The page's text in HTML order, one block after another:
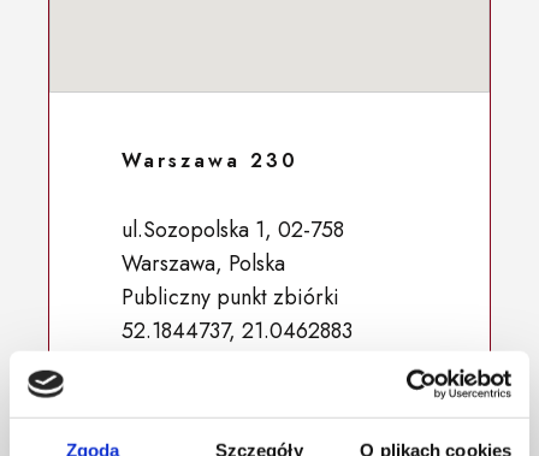
Zgoda Szczegóły O plikach cookies
Warszawa 230
ul.Sozopolska 1, 02-758
Warszawa, Polska
Publiczny punkt zbiórki
52.1844737, 21.0462883